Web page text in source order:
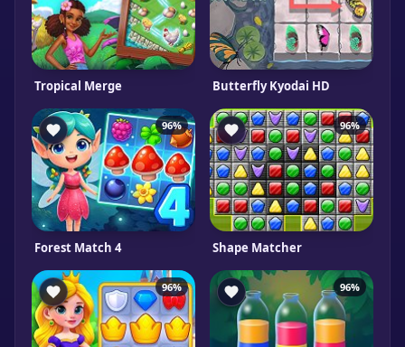
Tropical Merge Butterfly Kyodai HD
96%
Forest Match 4
96%
Shape Matcher
96% 96%